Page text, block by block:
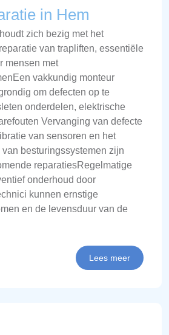
in Hem
zich bezig met het
van trapliften, essentiële
mensen met
vakkundig monteur
om defecten op te
onderdelen, elektrische
Vervanging van defecte
van sensoren en het
van besturingssystemen zijn
reparatiesRegelmatige
onderhoud door
kunnen ernstige
en de levensduur van de
Lees meer